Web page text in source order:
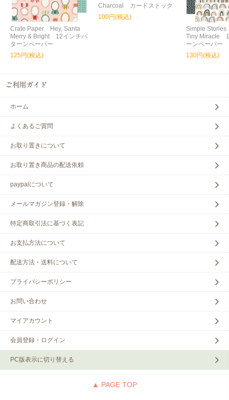
Crate Paper Hey, Santa
Merry & Bright 12インチパ
ターンペーパー
125円(税込)
Charcoal カードストック
100円(税込)
Simple
Tiny Miracle
ーンペーパー
130円(税込)
ホーム
よくあるご質問
お取り置きについて
お取り置き商品の配送依頼
paypalについて
メールマガジン登録・解除
特定商取引法に基づく表記
お支払方法について
配送方法・送料について
プライバシーポリシー
お問い合わせ
マイアカウント
会員登録・ログイン
PC版表示に切り替える
▲ PAGE TOP